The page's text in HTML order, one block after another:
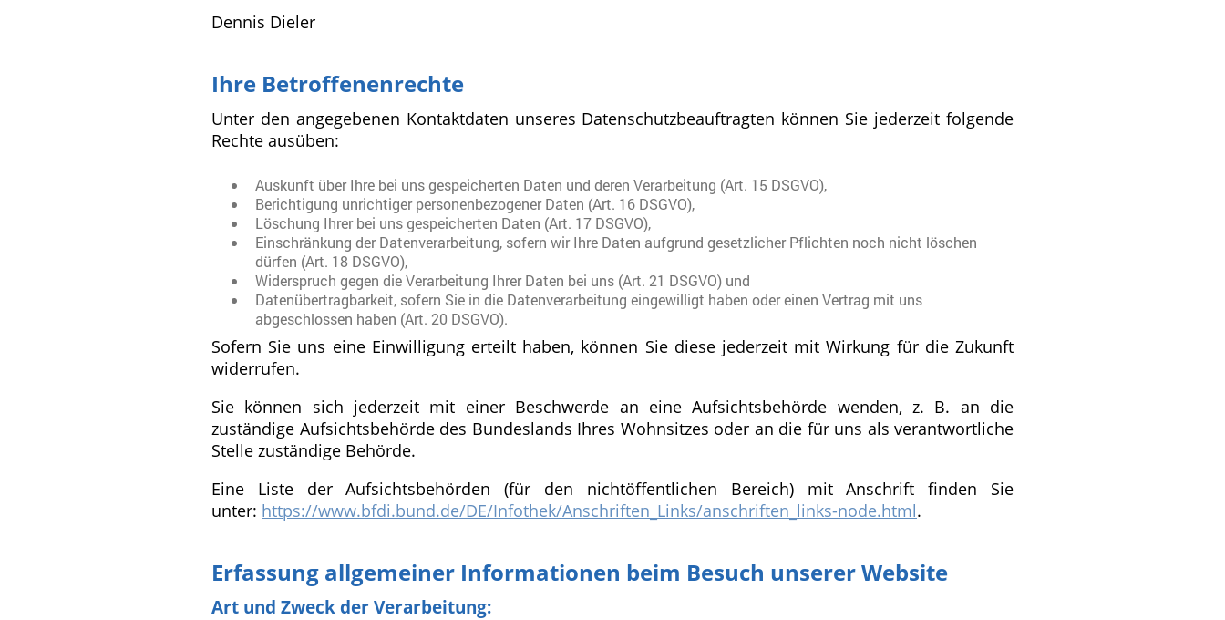
Dennis Dieler
Ihre Betroffenenrechte
Unter den angegebenen Kontaktdaten unseres Datenschutzbeauftragten können Sie jederzeit folgende
Rechte ausüben:
Auskunft über Ihre bei uns gespeicherten Daten und deren Verarbeitung (Art. 15 DSGVO),
Berichtigung unrichtiger personenbezogener Daten (Art. 16 DSGVO),
Löschung Ihrer bei uns gespeicherten Daten (Art. 17 DSGVO),
Einschränkung der Datenverarbeitung, sofern wir Ihre Daten aufgrund gesetzlicher Pflichten noch nicht löschen
dürfen (Art. 18 DSGVO),
Widerspruch gegen die Verarbeitung Ihrer Daten bei uns (Art. 21 DSGVO) und
Datenübertragbarkeit, sofern Sie in die Datenverarbeitung eingewilligt haben oder einen Vertrag mit uns
abgeschlossen haben (Art. 20 DSGVO).
Sofern Sie uns eine Einwilligung erteilt haben, können Sie diese jederzeit mit Wirkung für die Zukunft
widerrufen.
Sie können sich jederzeit mit einer Beschwerde an eine Aufsichtsbehörde wenden, z. B. an die
zuständige Aufsichtsbehörde des Bundeslands Ihres Wohnsitzes oder an die für uns als verantwortliche
Stelle zuständige Behörde.
Eine Liste der Aufsichtsbehörden (für den nichtöffentlichen Bereich) mit Anschrift finden Sie
unter: https://www.bfdi.bund.de/DE/Infothek/Anschriften_Links/anschriften_links-node.html.
Erfassung allgemeiner Informationen beim Besuch unserer Website
Art und Zweck der Verarbeitung: